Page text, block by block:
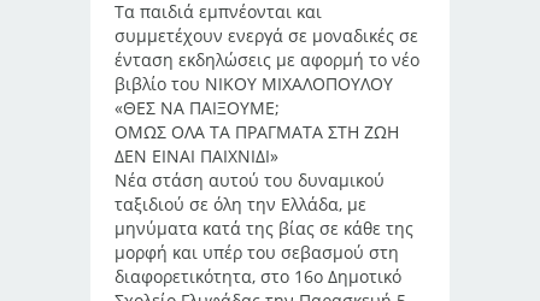
Τα παιδιά εμπνέονται και
συμμετέχουν ενεργά σε μοναδικές σε
ένταση εκδηλώσεις με αφορμή το νέο
βιβλίο του ΝΙΚΟΥ ΜΙΧΑΛΟΠΟΥΛΟΥ
«ΘΕΣ ΝΑ ΠΑΙΞΟΥΜΕ;
ΟΜΩΣ ΟΛΑ ΤΑ ΠΡΑΓΜΑΤΑ ΣΤΗ ΖΩΗ
ΔΕΝ ΕΙΝΑΙ ΠΑΙΧΝΙΔΙ»
Νέα στάση αυτού του δυναμικού
ταξιδιού σε όλη την Ελλάδα, με
μηνύματα κατά της βίας σε κάθε της
μορφή και υπέρ του σεβασμού στη
διαφορετικότητα, στο 16ο Δημοτικό